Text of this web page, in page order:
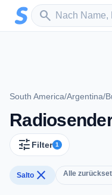
Zum Hauptinhalt springen
search
Sender suchen
South America/Argentina/
tune Filter 1
Salto close Alle